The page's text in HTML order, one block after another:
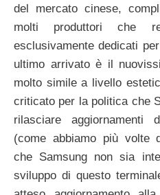
del mercato cinese,
molti produttori che
esclusivamente dedicati
ultimo arrivato è il
molto simile a livello
criticato per la politica che
rilasciare aggiornamenti
(come abbiamo più volte
che Samsung non sia
sviluppo di questo